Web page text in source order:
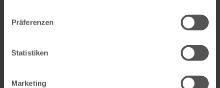
Präferenzen
Statistiken
Marketing